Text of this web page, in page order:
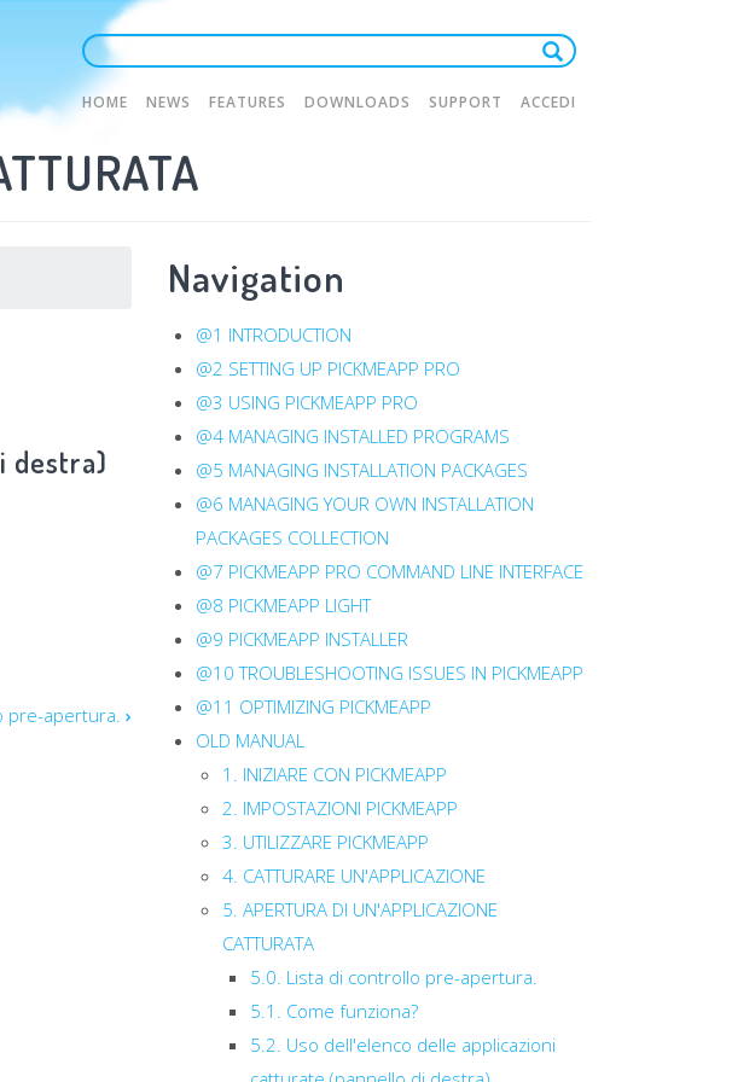
Main
navigation
HOME NEWS FEATURES DOWNLOADS SUPPORT ACCEDI
destra)
pre-apertura. ›
Navigation
@1 INTRODUCTION
@2 SETTING UP PICKMEAPP PRO
@3 USING PICKMEAPP PRO
@4 MANAGING INSTALLED PROGRAMS
@5 MANAGING INSTALLATION PACKAGES
@6 MANAGING YOUR OWN INSTALLATION
PACKAGES COLLECTION
@7 PICKMEAPP PRO COMMAND LINE INTERFACE
@8 PICKMEAPP LIGHT
@9 PICKMEAPP INSTALLER
@10 TROUBLESHOOTING ISSUES IN PICKMEAPP
@11 OPTIMIZING PICKMEAPP
OLD MANUAL
1. INIZIARE CON PICKMEAPP
2. IMPOSTAZIONI PICKMEAPP
3. UTILIZZARE PICKMEAPP
4. CATTURARE UN'APPLICAZIONE
5. APERTURA DI UN'APPLICAZIONE
CATTURATA
5.0. Lista di controllo pre-apertura.
5.1. Come funziona?
5.2. Uso dell'elenco delle applicazioni